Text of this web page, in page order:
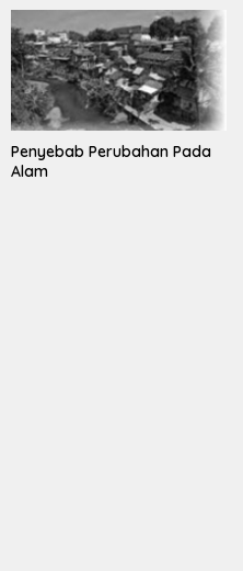
Penyebab Perubahan Pada
Alam